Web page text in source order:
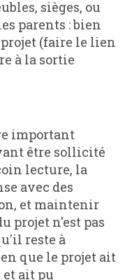
sièges, ou
parents : bien
(faire le lien
à la sortie
être sollicité
lecture, la
avec des
et maintenir
projet n'est pas
reste à
que le projet ait
et ait pu